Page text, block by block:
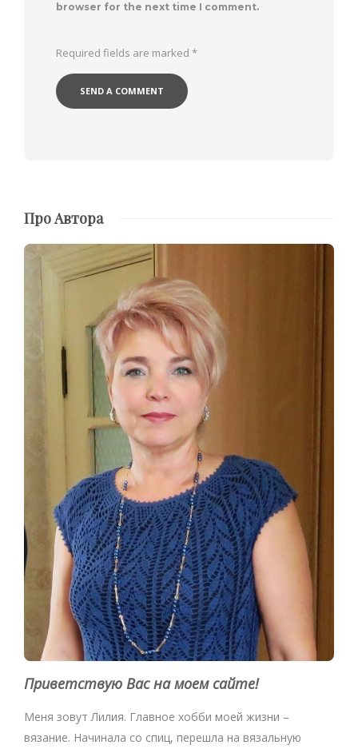
browser for the next time I comment.
Required fields are marked *
Про Автора
Приветствую Вас на моем сайте!
Меня зовут Лилия. Главное хобби моей жизни –
вязание. Начинала со спиц, перешла на вязальную